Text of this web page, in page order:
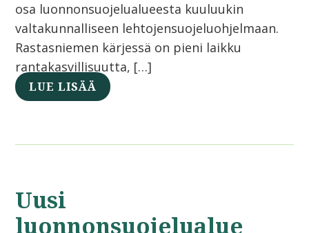
osa luonnonsuojelualueesta kuuluukin
valtakunnalliseen lehtojensuojeluohjelmaan.
Rastasniemen kärjessä on pieni laikku
rantakasvillisuutta, […]
LUE LISÄÄ
Uusi
luonnonsuojelualue